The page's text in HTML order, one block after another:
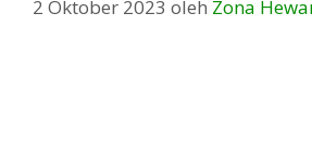
2 Oktober 2023 oleh Zona